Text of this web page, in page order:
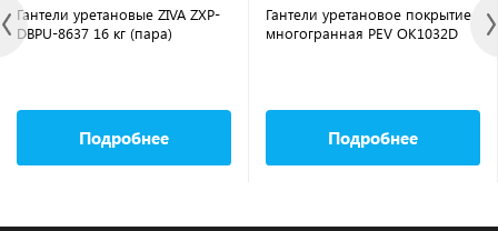
Гантели уретановые ZIVA ZXP-
DBPU-8637 16 кг (пара)
Подробнее
Гантели уретановое покрытие
многогранная PEV OK1032D
Подробнее